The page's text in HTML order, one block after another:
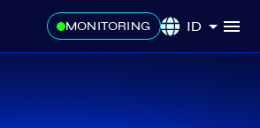
MONITORING ID